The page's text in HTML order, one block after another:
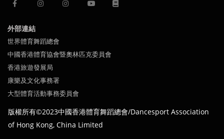
外部連結
世界體育舞蹈總會
中國香港體育協會暨奧林匹克委員會
香港旅遊發展局
康樂及文化事務署
大型體育活動事務委員會
版權所有©2023中國香港體育舞蹈總會/Dancesport Association
of Hong Kong, China Limited